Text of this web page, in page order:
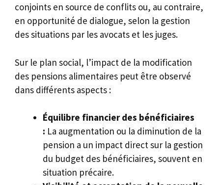
conjoints en source de conflits ou, au contraire,
en opportunité de dialogue, selon la gestion
des situations par les avocats et les juges.
Sur le plan social, l’impact de la modification
des pensions alimentaires peut être observé
dans différents aspects :
Équilibre financier des bénéficiaires
: La augmentation ou la diminution de la
pension a un impact direct sur la gestion
du budget des bénéficiaires, souvent en
situation précaire.